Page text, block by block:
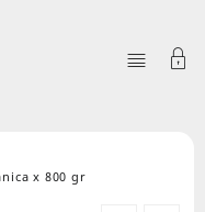
x 800 gr